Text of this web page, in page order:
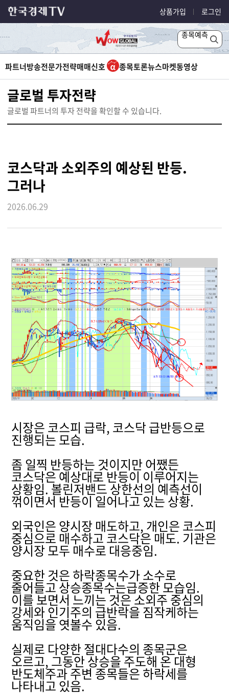
상품가입 로그인
종목예측
파트너방송전문가전략매매신호 종목토론뉴스마켓동영상
글로벌 투자전략
글로벌 파트너의 투자 전략을 확인할 수 있습니다.
코스닥과 소외주의 예상된 반등.
그러나
2026.06.29
시장은 코스피 급락, 코스닥 급반등으로
진행되는 모습.
좀 일찍 반등하는 것이지만 어쨌든
코스닥은 예상대로 반등이 이루어지는
상황임. 볼린저밴드 상한선의 예측선이
꺾이면서 반등이 일어나고 있는 상황.
외국인은 양시장 매도하고, 개인은 코스피
중심으로 매수하고 코스닥은 매도. 기관은
양시장 모두 매수로 대응중임.
중요한 것은 하락종목수가 소수로
줄어들고 상승종목수는급증한 모습임.
이를 보면서 느끼는 것은 소외주 중심의
강세와 인기주의 급반락을 짐작케하는
움직임을 엿볼수 있음.
실제로 다양한 절대다수의 종목군은
오르고, 그동안 상승을 주도해 온 대형
반도체주과 주변 종목들은 하락세를
나타내고 있음.